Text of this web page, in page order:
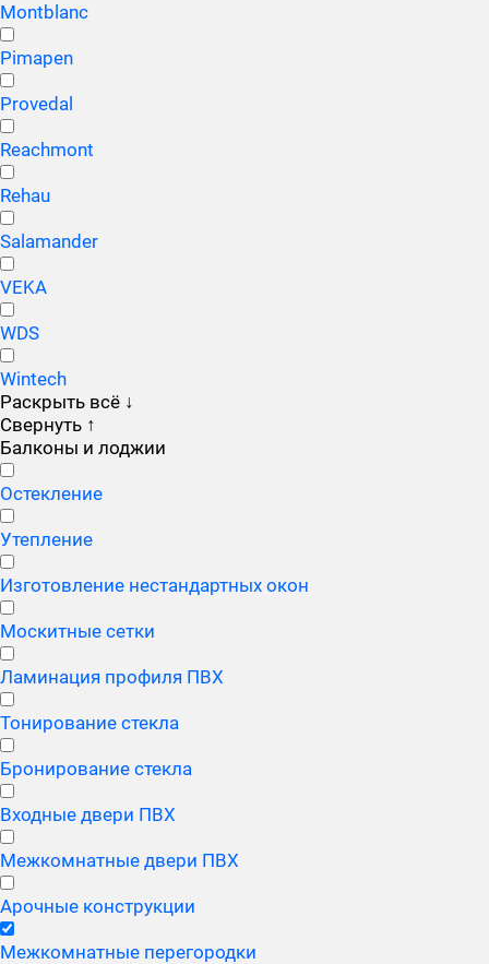
Montblanc
Pimapen
Provedal
Reachmont
Rehau
Salamander
VEKA
WDS
Wintech
Раскрыть всё ↓
Свернуть ↑
Балконы и лоджии
Остекление
Утепление
Изготовление нестандартных окон
Москитные сетки
Ламинация профиля ПВХ
Тонирование стекла
Бронирование стекла
Входные двери ПВХ
Межкомнатные двери ПВХ
Арочные конструкции
Межкомнатные перегородки